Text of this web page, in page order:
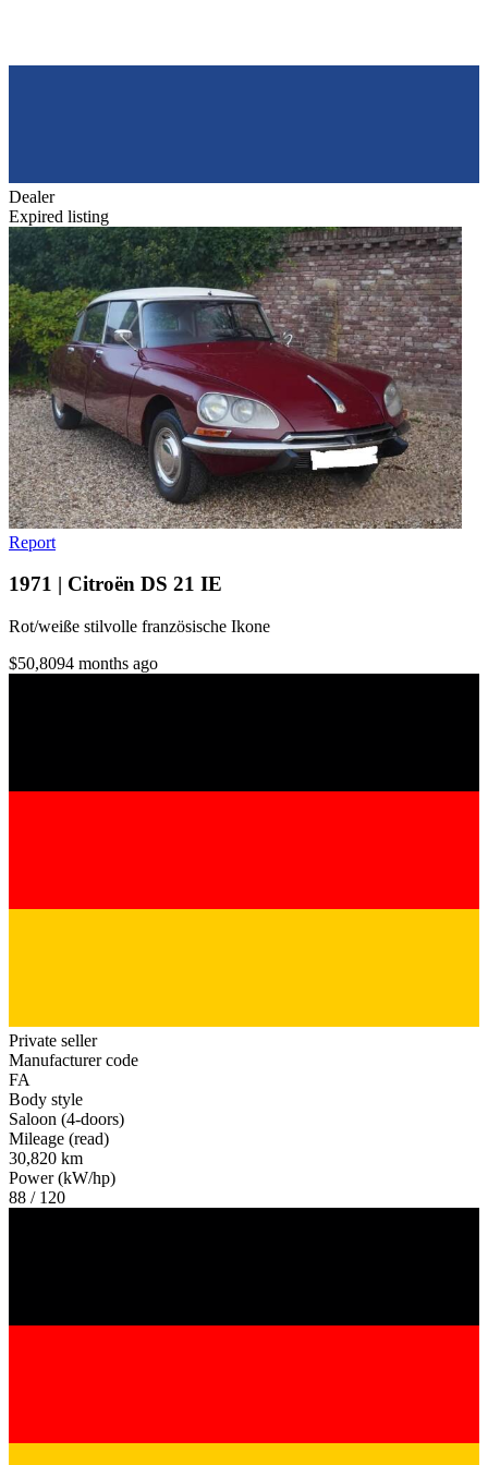
Dealer
Expired listing
Report
1971 | Citroën DS 21 IE
Rot/weiße stilvolle französische Ikone
$50,8094 months ago
Private seller
Manufacturer code
FA
Body style
Saloon (4-doors)
Mileage (read)
30,820 km
Power (kW/hp)
88 / 120